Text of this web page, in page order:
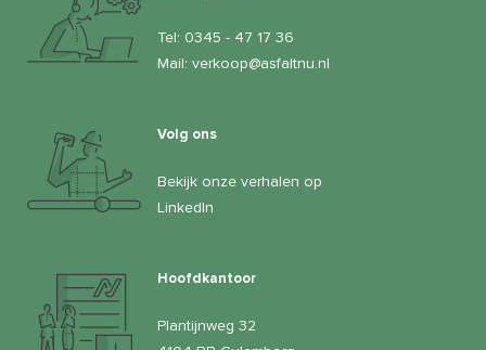
Tel: 0345 - 47 17 36
Mail: verkoop@asfaltnu.nl
Volg ons
Bekijk onze verhalen op
LinkedIn
Hoofdkantoor
Plantijnweg 32